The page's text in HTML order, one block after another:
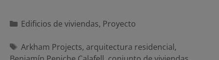
Categorías
Edificios de viviendas, Proyecto
Etiquetas
Arkham Projects, arquitectura residencial,